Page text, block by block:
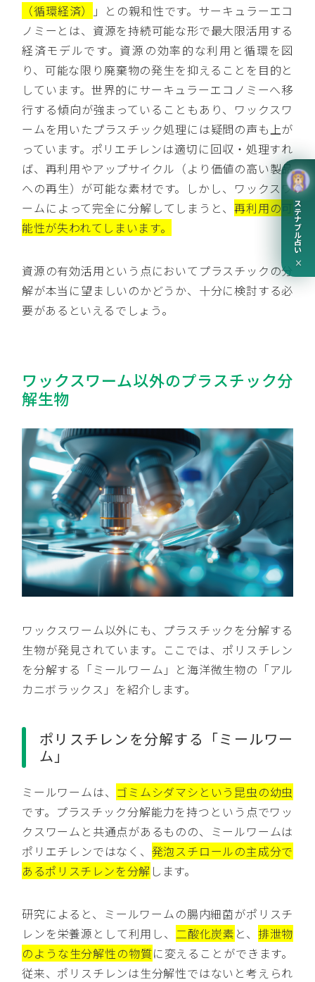
（循環経済）
」との親和性です。サーキュラーエコ
ノミーとは、資源を持続可能な形で最大限活用する
経済モデルです。資源の効率的な利用と循環を図
り、可能な限り廃棄物の発生を抑えることを目的と
しています。世界的にサーキュラーエコノミーへ移
行する傾向が強まっていることもあり、ワックスワ
ームを用いたプラスチック処理には疑問の声も上が
っています。ポリエチレンは適切に回収・処理すれ
ば、再利用やアップサイクル（より価値の高い製品
への再生）が可能な素材です。しかし、ワックスワ
ームによって完全に分解してしまうと、 再利用の可
能性が失われてしまいます。
資源の有効活用という点においてプラスチックの分
解が本当に望ましいのかどうか、十分に検討する必
要があるといえるでしょう。
ワックスワーム以外のプラスチック分
解生物
ワックスワーム以外にも、プラスチックを分解する
生物が発見されています。ここでは、ポリスチレン
を分解する「ミールワーム」と海洋微生物の「アル
カニボラックス」を紹介します。
ポリスチレンを分解する「ミールワー
ム」
ミールワームは、 ゴミムシダマシという昆虫の幼虫
です。プラスチック分解能力を持つという点でワッ
クスワームと共通点があるものの、ミールワームは
ポリエチレンではなく、 発泡スチロールの主成分で
あるポリスチレンを分解 します。
研究によると、ミールワームの腸内細菌がポリスチ
レンを栄養源として利用し、 二酸化炭素 と、 排泄物
のような生分解性の物質に変えることができます。
従来、ポリスチレンは生分解性ではないと考えられ
サステナブル占い
×